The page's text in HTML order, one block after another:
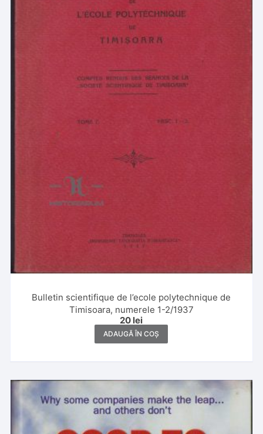
Bulletin scientifique de l’ecole polytechnique de
Timisoara, numerele 1-2/1937
20 lei
ADAUGĂ ÎN COȘ